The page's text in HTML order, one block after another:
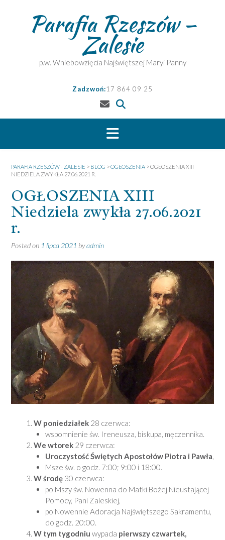
Parafia Rzeszów –
Zalesie
p.w. Wniebowzięcia Najświętszej Maryi Panny
Zadzwoń:17 864 09 25
PARAFIA RZESZÓW - ZALESIE > BLOG >OGŁOSZENIA >OGŁOSZENIA XIII
NIEDZIELA ZWYKŁA 27.06.2021 R.
OGŁOSZENIA XIII
Niedziela zwykła 27.06.2021
r.
Posted on 1 lipca 2021 byadmin
W poniedziałek 28 czerwca:
wspomnienie św. Ireneusza, biskupa, męczennika.
We wtorek 29 czerwca:
Uroczystość Świętych Apostołów Piotra i Pawła,
Msze św. o godz. 7:00; 9:00 i 18:00.
W środę 30 czerwca:
po Mszy św. Nowenna do Matki Bożej Nieustającej
Pomocy, Pani Zaleskiej,
po Nowennie Adoracja Najświętszego Sakramentu,
do godz. 20:00.
W tym tygodniu wypada pierwszy czwartek,